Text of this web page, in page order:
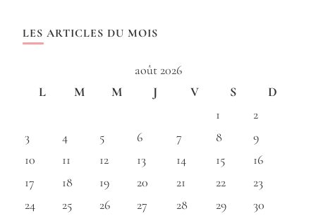
LES ARTICLES DU MOIS
août 2026
L
M M J V S
D
1
2
3
4 5 6 7 8
9
10
11 12 13 14 15
16
17
18 19 20 21 22
23
24
25 26 27 28 29
30